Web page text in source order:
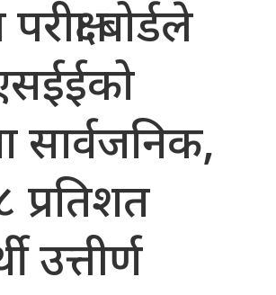
परीक्षा बोर्डले
सार्वजनिक,
प्रतिशत
उत्तीर्ण